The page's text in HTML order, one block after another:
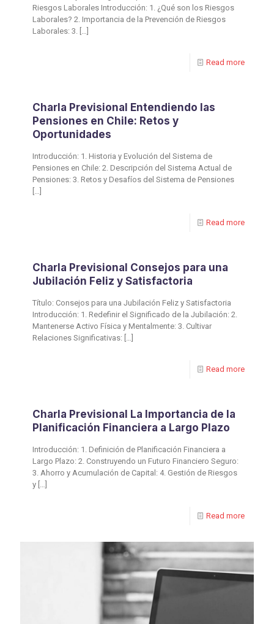
Riesgos Laborales Introducción: 1. ¿Qué son los Riesgos
Laborales? 2. Importancia de la Prevención de Riesgos
Laborales: 3. […]
Read more
Charla Previsional Entendiendo las
Pensiones en Chile: Retos y
Oportunidades
Introducción: 1. Historia y Evolución del Sistema de
Pensiones en Chile: 2. Descripción del Sistema Actual de
Pensiones: 3. Retos y Desafíos del Sistema de Pensiones
[…]
Read more
Charla Previsional Consejos para una
Jubilación Feliz y Satisfactoria
Título: Consejos para una Jubilación Feliz y Satisfactoria
Introducción: 1. Redefinir el Significado de la Jubilación: 2.
Mantenerse Activo Física y Mentalmente: 3. Cultivar
Relaciones Significativas: […]
Read more
Charla Previsional La Importancia de la
Planificación Financiera a Largo Plazo
Introducción: 1. Definición de Planificación Financiera a
Largo Plazo: 2. Construyendo un Futuro Financiero Seguro:
3. Ahorro y Acumulación de Capital: 4. Gestión de Riesgos
y […]
Read more